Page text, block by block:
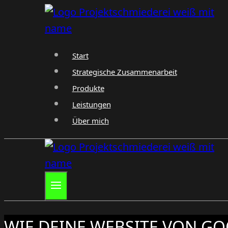
Start
Strategische Zusammenarbeit
Produkte
Leistungen
Über mich